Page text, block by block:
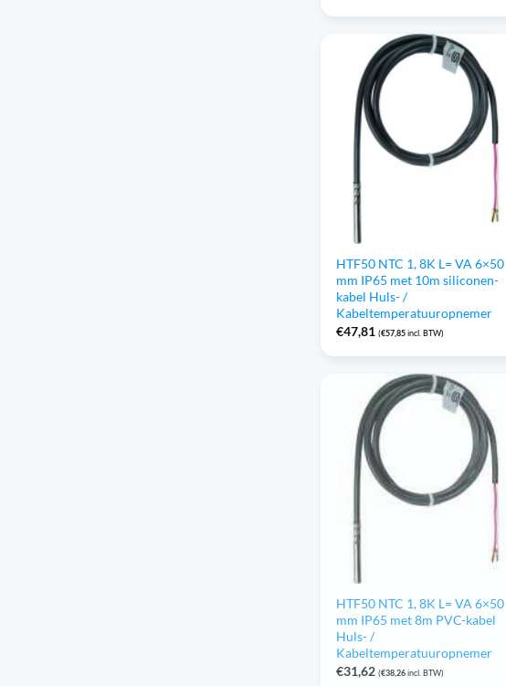
HTF50 NTC 1, 8K L= VA 6×50
mm IP65 met 10m siliconen-
kabel Huls- /
Kabeltemperatuuropnemer
€47,81 (€57,85incl. BTW)
HTF50 NTC 1, 8K L= VA 6×50
mm IP65 met 8m PVC-kabel
Huls- /
Kabeltemperatuuropnemer
€31,62 (€38,26incl. BTW)